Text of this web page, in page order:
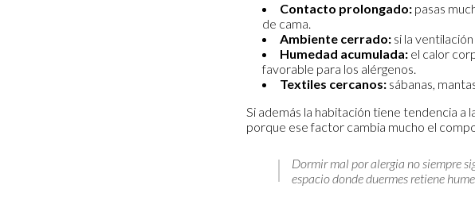
Contacto prolongado: pasas
de cama.
Ambiente cerrado: si la
Humedad acumulada: el calor
favorable para los alérgenos.
Textiles cercanos: sábanas,
Si además la habitación tiene tendencia a
porque ese factor cambia mucho el
Dormir mal por alergia no siempre
espacio donde duermes retiene